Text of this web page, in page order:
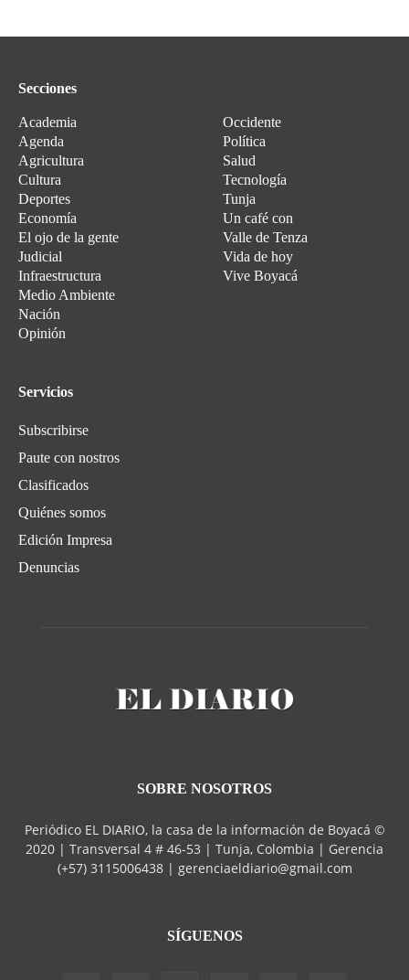
Secciones
Academia
Agenda
Agricultura
Cultura
Deportes
Economía
El ojo de la gente
Judicial
Infraestructura
Medio Ambiente
Nación
Opinión
Occidente
Política
Salud
Tecnología
Tunja
Un café con
Valle de Tenza
Vida de hoy
Vive Boyacá
Servicios
Subscribirse
Paute con nostros
Clasificados
Quiénes somos
Edición Impresa
Denuncias
SOBRE NOSOTROS
Periódico EL DIARIO, la casa de la información de Boyacá ©
2020 | Transversal 4 # 46-53 | Tunja, Colombia | Gerencia
(+57) 3115006438 | gerenciaeldiario@gmail.com
SÍGUENOS